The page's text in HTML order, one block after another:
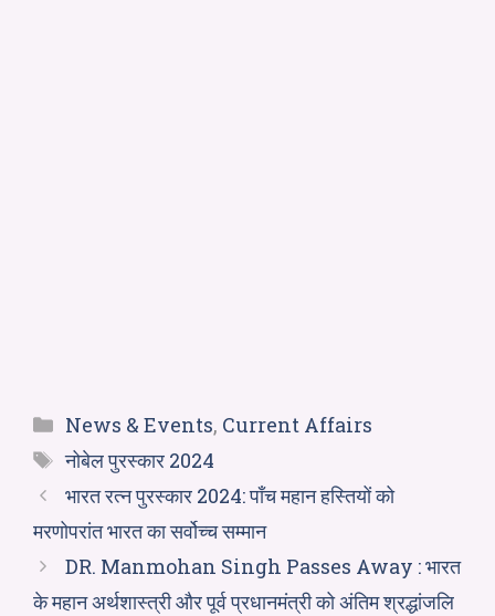
News & Events, Current Affairs
नोबेल पुरस्कार 2024
भारत रत्न पुरस्कार 2024: पाँच महान हस्तियों को
मरणोपरांत भारत का सर्वोच्च सम्मान
DR. Manmohan Singh Passes Away : भारत
के महान अर्थशास्त्री और पूर्व प्रधानमंत्री को अंतिम श्रद्धांजलि